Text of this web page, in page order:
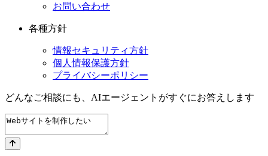
お問い合わせ
各種方針
情報セキュリティ方針
個人情報保護方針
プライバシーポリシー
どんなご相談にも、 AIエージェントがすぐにお答えします